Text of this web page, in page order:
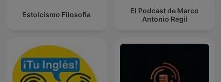
Estoicismo Filosofia
El Podcast de Marco
Antonio Regil